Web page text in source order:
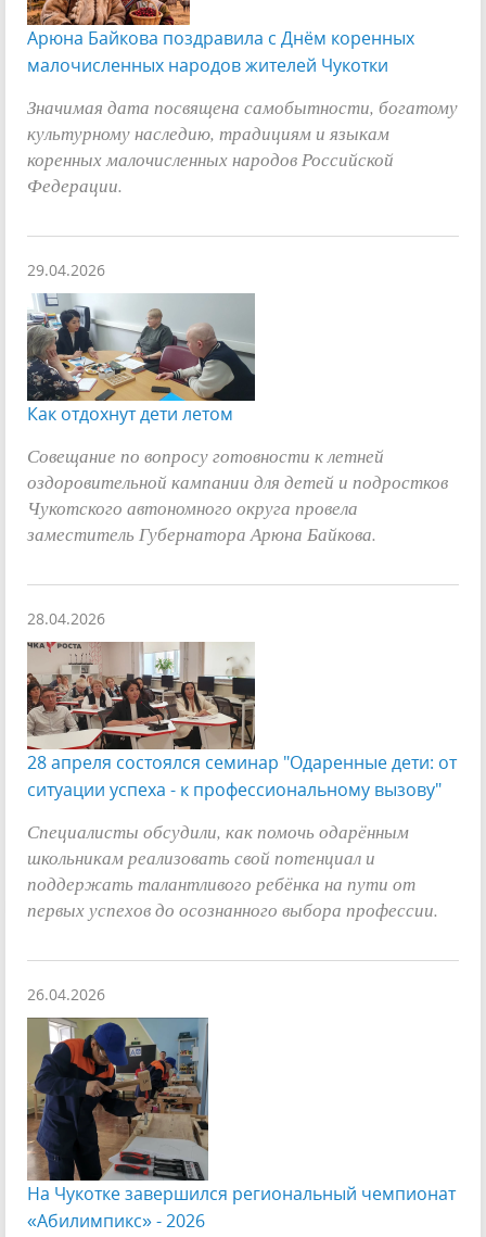
Арюна Байкова поздравила с Днём коренных
малочисленных народов жителей Чукотки
Значимая дата посвящена самобытности, богатому
культурному наследию, традициям и языкам
коренных малочисленных народов Российской
Федерации.
29.04.2026
Как отдохнут дети летом
Совещание по вопросу готовности к летней
оздоровительной кампании для детей и подростков
Чукотского автономного округа провела
заместитель Губернатора Арюна Байкова.
28.04.2026
28 апреля состоялся семинар "Одаренные дети: от
ситуации успеха - к профессиональному вызову"
Специалисты обсудили, как помочь одарённым
школьникам реализовать свой потенциал и
поддержать талантливого ребёнка на пути от
первых успехов до осознанного выбора профессии.
26.04.2026
На Чукотке завершился региональный чемпионат
«Абилимпикс» - 2026